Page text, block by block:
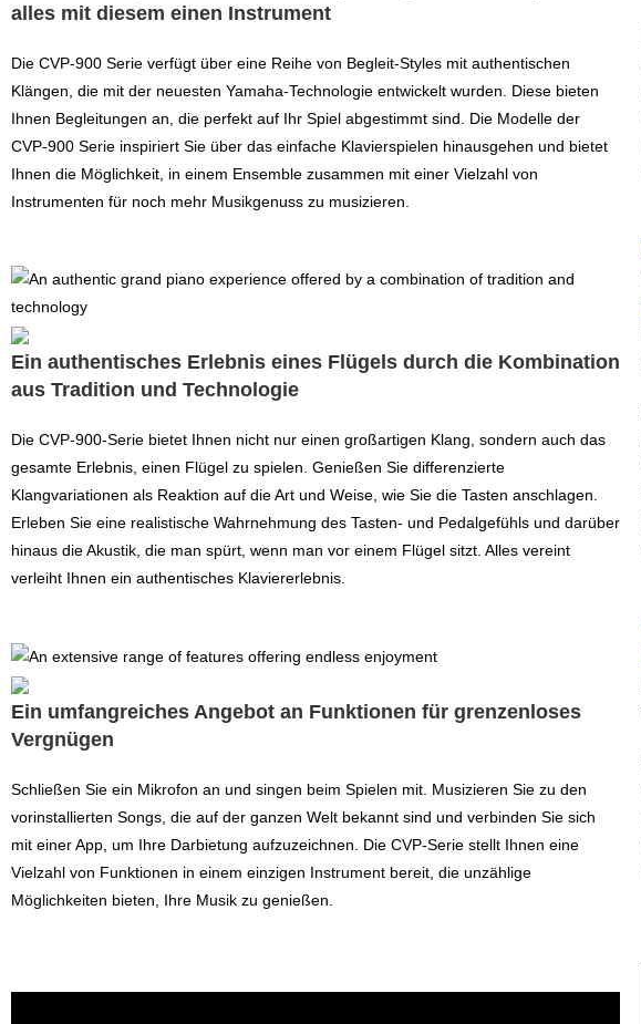
alles mit diesem einen Instrument
Die CVP-900 Serie verfügt über eine Reihe von Begleit-Styles mit authentischen
Klängen, die mit der neuesten Yamaha-Technologie entwickelt wurden. Diese bieten
Ihnen Begleitungen an, die perfekt auf Ihr Spiel abgestimmt sind. Die Modelle der
CVP-900 Serie inspiriert Sie über das einfache Klavierspielen hinausgehen und bietet
Ihnen die Möglichkeit, in einem Ensemble zusammen mit einer Vielzahl von
Instrumenten für noch mehr Musikgenuss zu musizieren.
Ein authentisches Erlebnis eines Flügels durch die Kombination
aus Tradition und Technologie
Die CVP-900-Serie bietet Ihnen nicht nur einen großartigen Klang, sondern auch das
gesamte Erlebnis, einen Flügel zu spielen. Genießen Sie differenzierte
Klangvariationen als Reaktion auf die Art und Weise, wie Sie die Tasten anschlagen.
Erleben Sie eine realistische Wahrnehmung des Tasten- und Pedalgefühls und darüber
hinaus die Akustik, die man spürt, wenn man vor einem Flügel sitzt. Alles vereint
verleiht Ihnen ein authentisches Klaviererlebnis.
Ein umfangreiches Angebot an Funktionen für grenzenloses
Vergnügen
Schließen Sie ein Mikrofon an und singen beim Spielen mit. Musizieren Sie zu den
vorinstallierten Songs, die auf der ganzen Welt bekannt sind und verbinden Sie sich
mit einer App, um Ihre Darbietung aufzuzeichnen. Die CVP-Serie stellt Ihnen eine
Vielzahl von Funktionen in einem einzigen Instrument bereit, die unzählige
Möglichkeiten bieten, Ihre Musik zu genießen.